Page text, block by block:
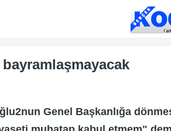
Genel Başkanlığa